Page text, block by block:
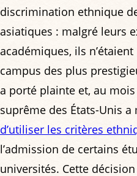
discrimination ethnique
asiatiques : malgré leurs
académiques, ils
campus des plus
a porté plainte et, au
suprême des États-Unis a
d’utiliser les critères
l’admission de certains
universités. Cette